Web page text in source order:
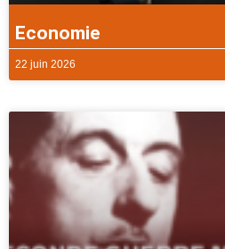
Economie
22 juin 2026